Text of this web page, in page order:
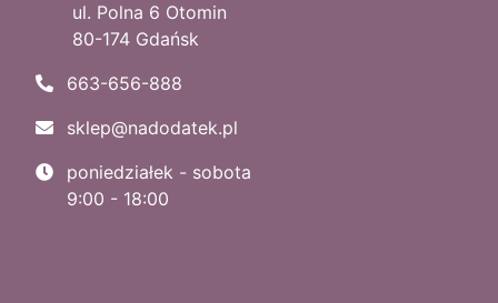
ul. Polna 6 Otomin
80-174 Gdańsk
663-656-888
sklep@nadodatek.pl
poniedziałek - sobota
9:00 - 18:00